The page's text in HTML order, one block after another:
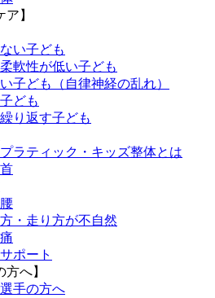
】
い子ども
軟性が低い子ども
子ども（自律神経の乱れ）
ども
り返す子ども
ラティック・キッズ整体とは
・走り方が不自然
ポート
方へ】
手の方へ